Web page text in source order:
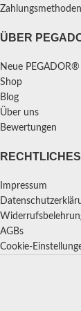
Zahlungsmethoden
ÜBER
Neue
Shop
Blog
Über uns
Bewertungen
RECHTLICHES
Impressum
AGBs
Cookie-